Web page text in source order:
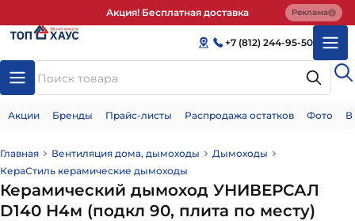
Акция! Бесплатная доставка Реклама
+7 (812) 244-95-50
Акции Бренды Прайс-листы Распродажа остатков Фото
Главная Вентиляция дома, дымоходы
Дымоходы
КераСтиль керамические дымоходы
Керамический дымоход УНИВЕРСАЛ
D140 H4м (подкл 90, плита по месту)